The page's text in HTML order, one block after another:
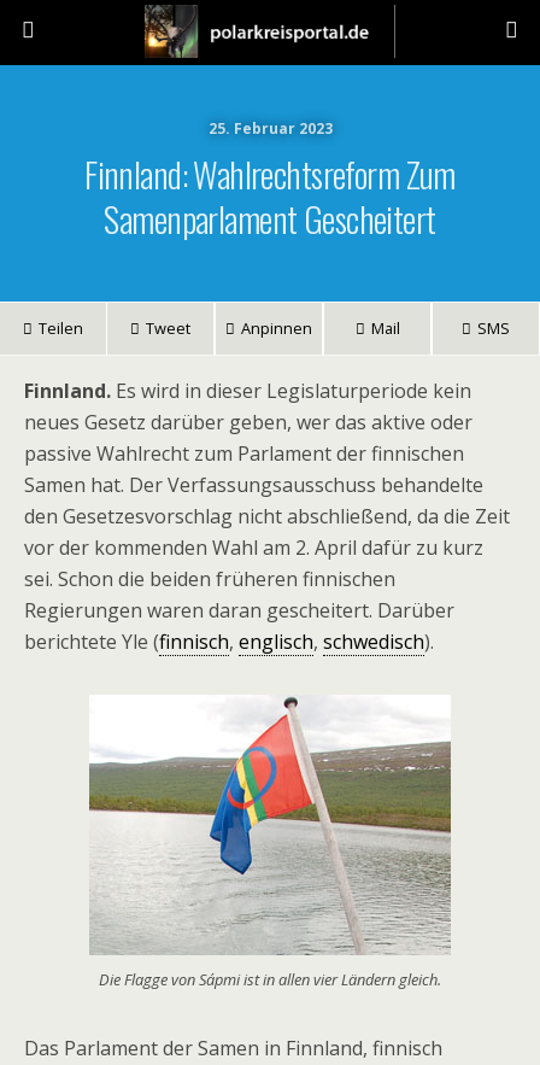
25. Februar 2023
Finnland: Wahlrechtsreform Zum
Samenparlament Gescheitert
Teilen Tweet Anpinnen Mail SMS
Finnland. Es wird in dieser Legislaturperiode kein
neues Gesetz darüber geben, wer das aktive oder
passive Wahlrecht zum Parlament der finnischen
Samen hat. Der Verfassungsausschuss behandelte
den Gesetzesvorschlag nicht abschließend, da die Zeit
vor der kommenden Wahl am 2. April dafür zu kurz
sei. Schon die beiden früheren finnischen
Regierungen waren daran gescheitert. Darüber
berichtete Yle (finnisch, englisch, schwedisch).
Die Flagge von Sápmi ist in allen vier Ländern gleich.
Das Parlament der Samen in Finnland, finnisch